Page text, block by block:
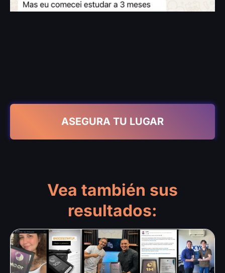
ASEGURA TU LUGAR
Vea también sus
resultados: